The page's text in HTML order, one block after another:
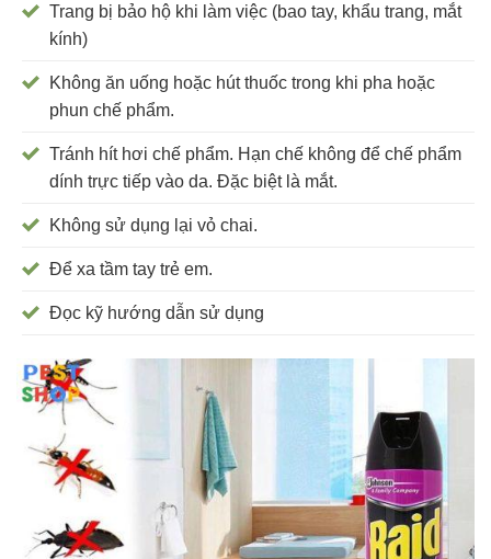
Trang bị bảo hộ khi làm việc (bao tay, khẩu trang, mắt
kính)
Không ăn uống hoặc hút thuốc trong khi pha hoặc
phun chế phẩm.
Tránh hít hơi chế phẩm. Hạn chế không để chế phẩm
dính trực tiếp vào da. Đặc biệt là mắt.
Không sử dụng lại vỏ chai.
Để xa tầm tay trẻ em.
Đọc kỹ hướng dẫn sử dụng